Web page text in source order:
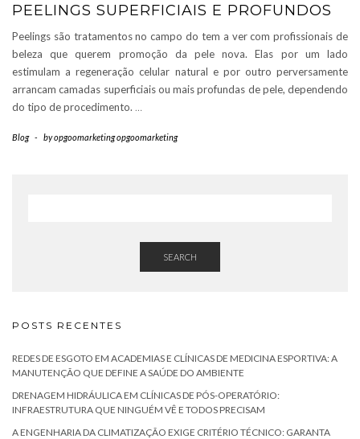
PEELINGS SUPERFICIAIS E PROFUNDOS
Peelings são tratamentos no campo do tem a ver com profissionais de
beleza que querem promoção da pele nova. Elas por um lado
estimulam a regeneração celular natural e por outro perversamente
arrancam camadas superficiais ou mais profundas de pele, dependendo
do tipo de procedimento. …
Blog - byopgoomarketing opgoomarketing
SEARCH
POSTS RECENTES
REDES DE ESGOTO EM ACADEMIAS E CLÍNICAS DE MEDICINA ESPORTIVA: A
MANUTENÇÃO QUE DEFINE A SAÚDE DO AMBIENTE
DRENAGEM HIDRÁULICA EM CLÍNICAS DE PÓS-OPERATÓRIO:
INFRAESTRUTURA QUE NINGUÉM VÊ E TODOS PRECISAM
A ENGENHARIA DA CLIMATIZAÇÃO EXIGE CRITÉRIO TÉCNICO: GARANTA